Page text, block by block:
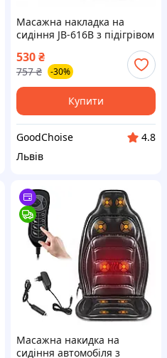
Масажна накладка на
сидіння JB-616B з підігрівом
/ Автонакладка з масажем
530₴
757 ₴ -30%
Купити
GoodChoise
4.8
Львів
Масажна накидка на
сидіння автомобіля з